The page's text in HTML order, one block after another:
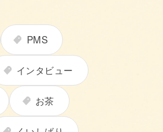
PMS
インタビュー
お茶